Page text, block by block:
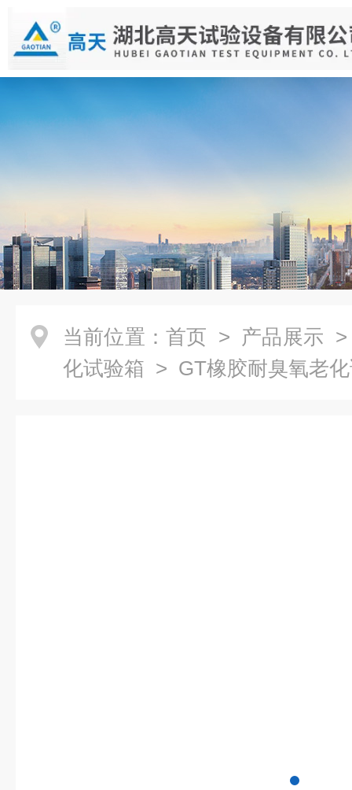
当前位置： 首页 > 产品展示
化试验箱 > GT橡胶耐臭氧老